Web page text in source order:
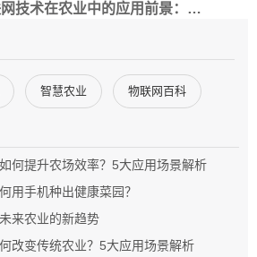
下一篇: 物联网技术在农业中的应用前景：智能农业的未来已来
智慧农业 物联网百科
何提升农场效率？5大应用场景解析
用手机种出健康菜园？
来农业的新趋势
改变传统农业？5大应用场景解析